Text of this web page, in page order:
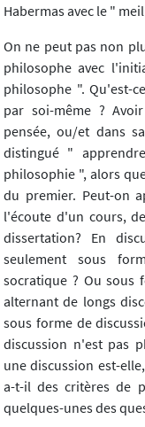
Habermas avec le "
On ne peut pas non
philosophe avec
philosophe ". Qu'est-
par soi-même ?
pensée, ou/et dans
distingué "
philosophie ", alors
du premier. Peut-on
l'écoute d'un cours,
dissertation? En
seulement sous
socratique ? Ou sous
alternant de longs
sous forme de
discussion n'est pas
une discussion est-
a-t-il des critères de
quelques-unes des